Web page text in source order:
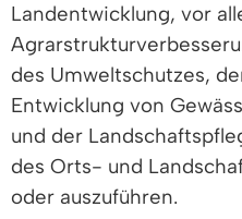
Landentwicklung, vor
des Umweltschutzes,
Entwicklung von
und der
des Orts- und
oder auszuführen.